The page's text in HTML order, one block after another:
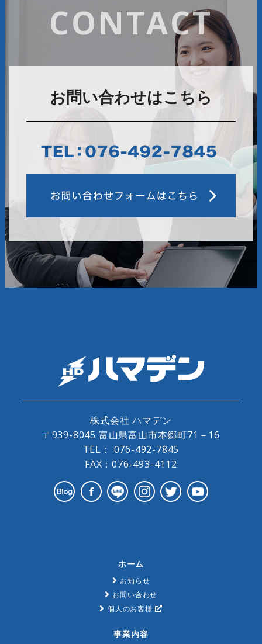
CONTACT
お問い合わせはこちら
株式会社 ハマデン
〒939-8045 富山県富山市本郷町71－16
TEL： 076-492-7845
FAX：076-493-4112
ホーム
お知らせ
お問い合わせ
個人のお客様
事業内容